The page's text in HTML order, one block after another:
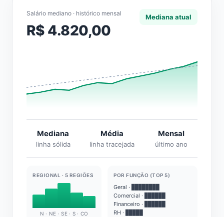
Salário mediano · histórico mensal
R$ 4.820,00
Mediana atual
Mediana
linha sólida
Média
linha tracejada
Mensal
último ano
REGIONAL · 5 REGIÕES
N · NE · SE · S · CO
POR FUNÇÃO (TOP 5)
Geral · ████████
Comercial · ██████
Financeiro · ██████
RH · █████